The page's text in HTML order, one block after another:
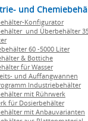
und
Konfigurator
und Überbehälter
60 -5000 Liter
& Bottiche
für Wasser
und Auffangwannen
Industriebehälter
mit Rührwerk
für Dosierbehälter
mit Anbauvarianten